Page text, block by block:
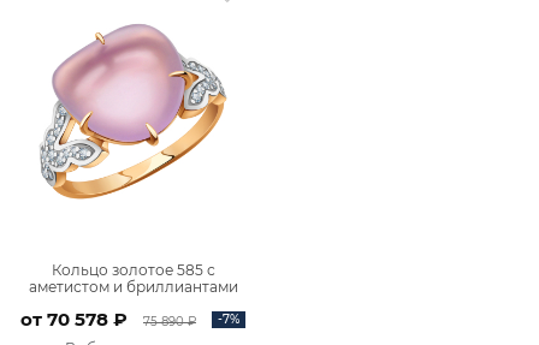
Кольцо золотое 585 с
аметистом и бриллиантами
от 70 578 ₽ 75 890 ₽ -7%